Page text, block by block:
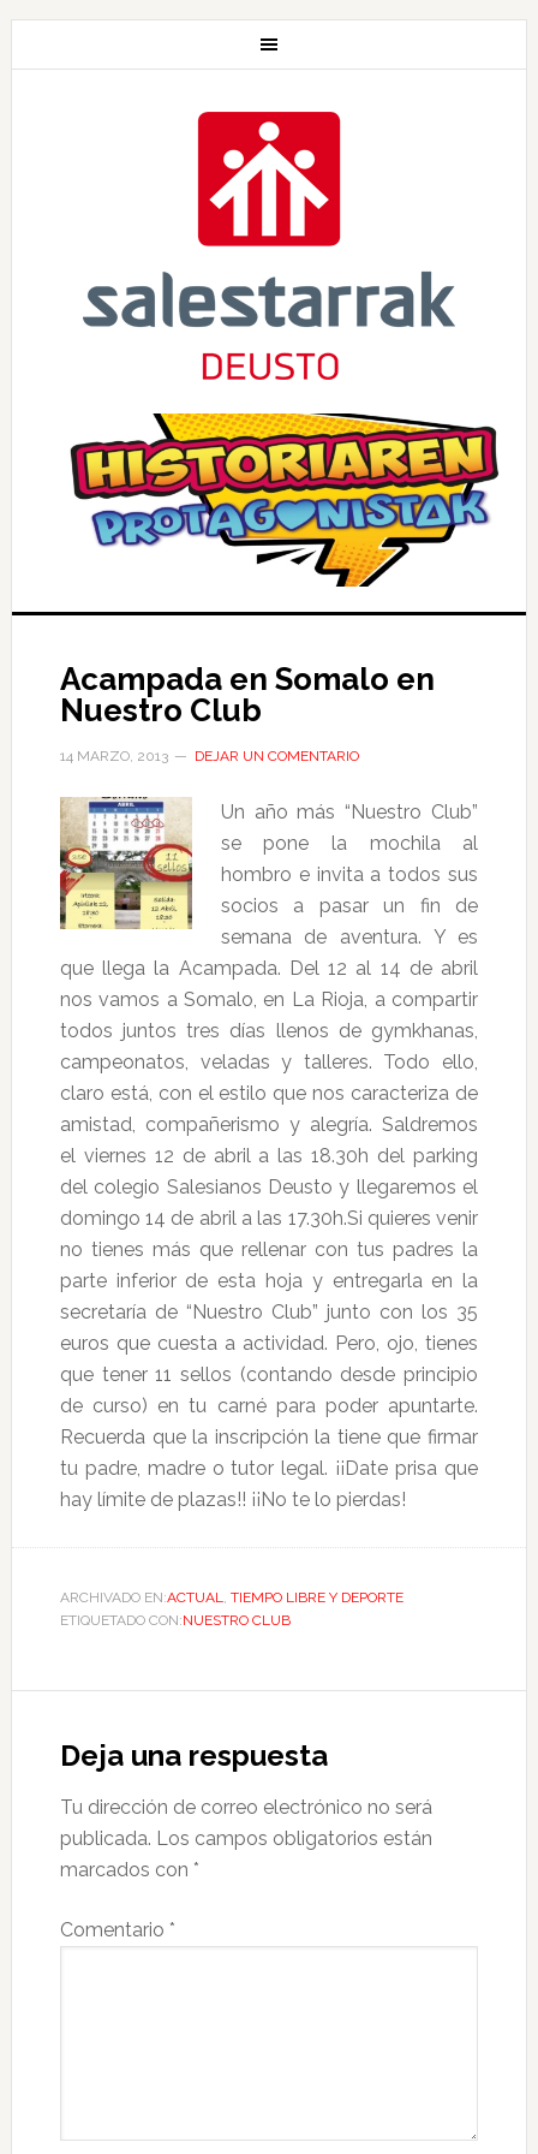
Acampada en Somalo en
Nuestro Club
14 MARZO, 2013 DEJAR UN COMENTARIO
Un año más “Nuestro Club”
se pone la mochila al
hombro e invita a todos sus
socios a pasar un fin de
semana de aventura. Y es
que llega la Acampada. Del 12 al 14 de abril
nos vamos a Somalo, en La Rioja, a compartir
todos juntos tres días llenos de gymkhanas,
campeonatos, veladas y talleres. Todo ello,
claro está, con el estilo que nos caracteriza de
amistad, compañerismo y alegría. Saldremos
el viernes 12 de abril a las 18.30h del parking
del colegio Salesianos Deusto y llegaremos el
domingo 14 de abril a las 17.30h.Si quieres venir
no tienes más que rellenar con tus padres la
parte inferior de esta hoja y entregarla en la
secretaría de “Nuestro Club” junto con los 35
euros que cuesta a actividad. Pero, ojo, tienes
que tener 11 sellos (contando desde principio
de curso) en tu carné para poder apuntarte.
Recuerda que la inscripción la tiene que firmar
tu padre, madre o tutor legal. ¡¡Date prisa que
hay límite de plazas!! ¡¡No te lo pierdas!
ARCHIVADO EN:ACTUAL
TIEMPO LIBRE Y DEPORTE
ETIQUETADO CON:NUESTRO CLUB
Deja una respuesta
Tu dirección de correo electrónico no será
publicada. Los campos obligatorios están
marcados con *
Comentario *